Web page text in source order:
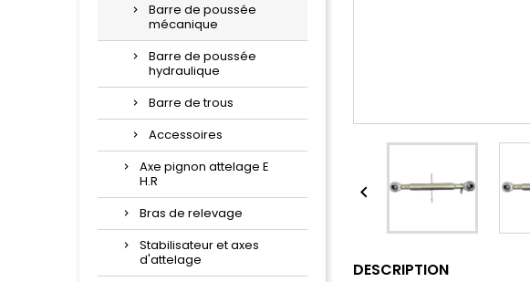
Barre de poussée
mécanique
Barre de poussée
hydraulique
Barre de trous
Accessoires
Axe pignon attelage E
H.R
Bras de relevage
Stabilisateur et axes
d'attelage

DESCRIPTION